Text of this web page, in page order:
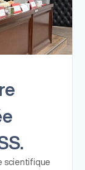
scientifique